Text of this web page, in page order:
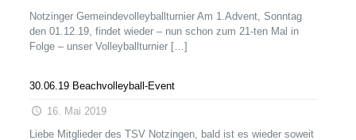
Notzinger Gemeindevolleyballturnier Am 1.Advent, Sonntag
den 01.12.19, findet wieder – nun schon zum 21-ten Mal in
Folge – unser Volleyballturnier[…]
30.06.19 Beachvolleyball-Event
16. Mai 2019
Liebe Mitglieder des TSV Notzingen, bald ist es wieder soweit